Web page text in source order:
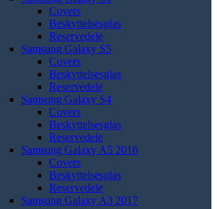
Covers
Beskyttelsesglas
Reservedele
Samsung Galaxy S5
Covers
Beskyttelsesglas
Reservedele
Samsung Galaxy S4
Covers
Beskyttelsesglas
Reservedele
Samsung Galaxy A5 2016
Covers
Beskyttelsesglas
Reservedele
Samsung Galaxy A3 2017